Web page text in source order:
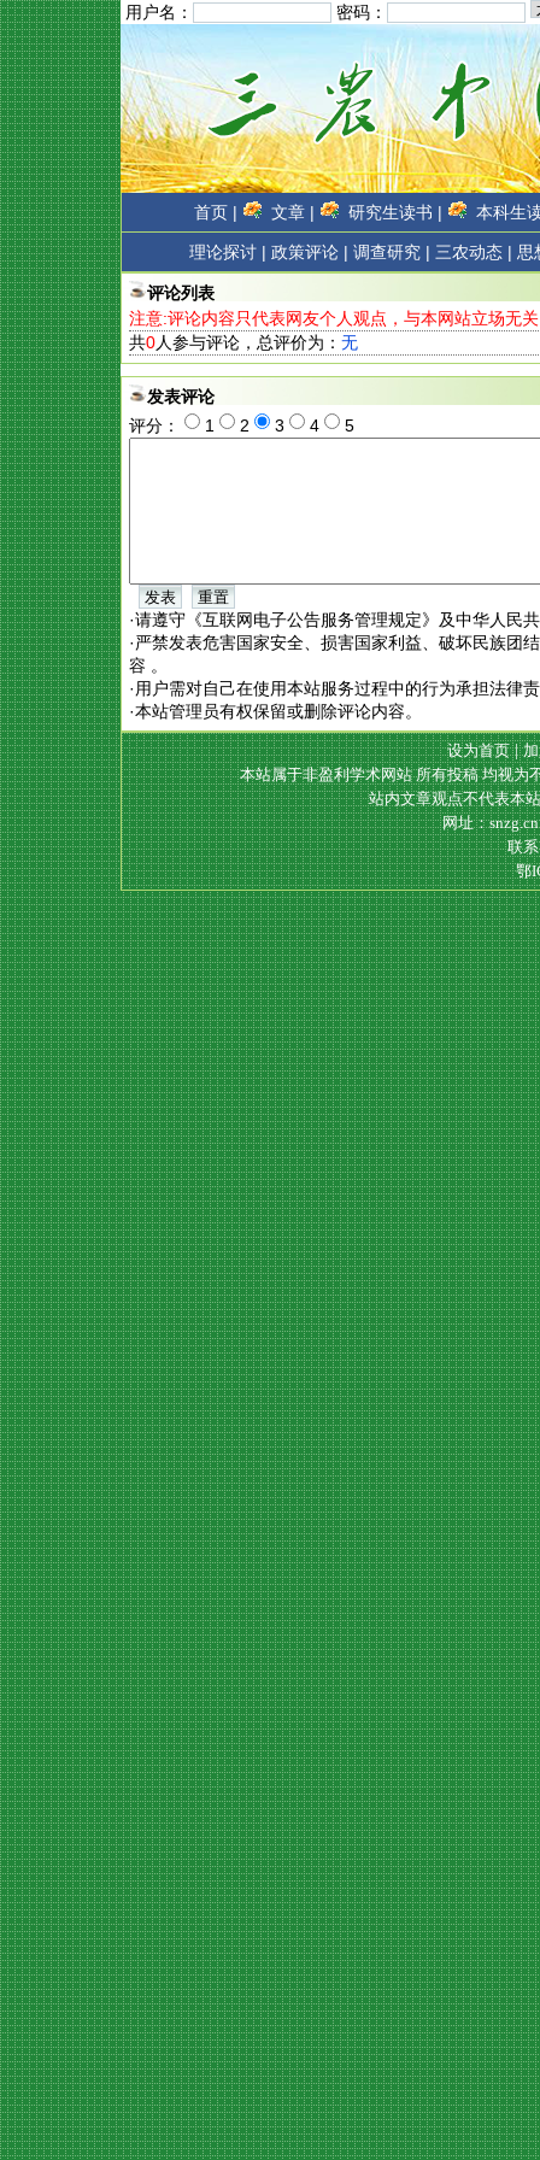
用户名： 密码：
首页 | 文章 | 研究生读书 | 本科生
理论探讨 | 政策评论 | 调查研究 | 三农动态 | 思
评论列表
注意:评论内容只代表网友个人观点，与本网站立场无
共0人参与评论，总评价为： 无
发表评论
评分：
1 2 3 4 5
·请遵守《互联网电子公告服务管理规定》及中华人民
·严禁发表危害国家安全、损害国家利益、破坏民族团
容 。
·用户需对自己在使用本站服务过程中的行为承担法律
·本站管理员有权保留或删除评论内容。
设为首页|
本站属于非盈利学术网站 所有投稿 均视为
站内文章观点不代表本
网址：
联
鄂